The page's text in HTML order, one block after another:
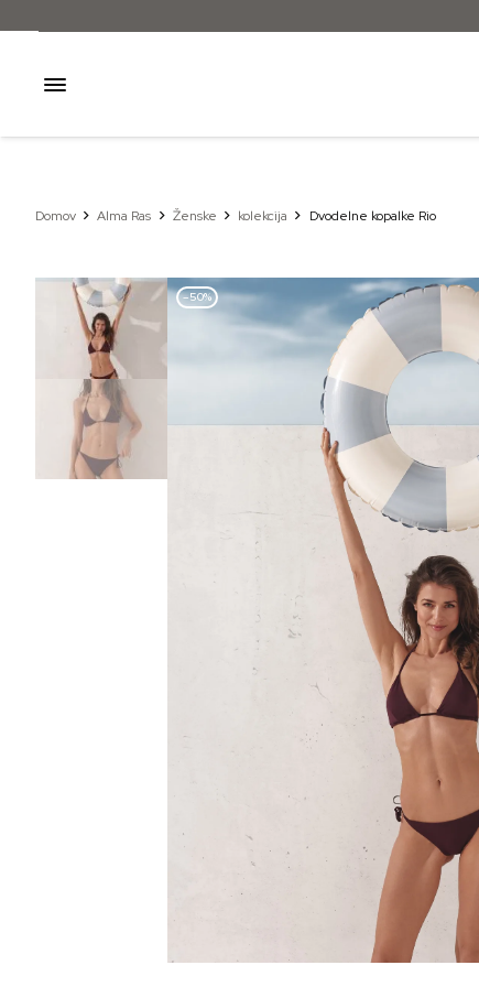
Domov Alma Ras Ženske kolekcija Dvodelne kopalke Rio
–50%